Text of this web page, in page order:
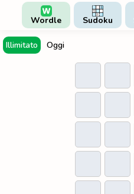
Wordle Sudoku
Illimitato Oggi